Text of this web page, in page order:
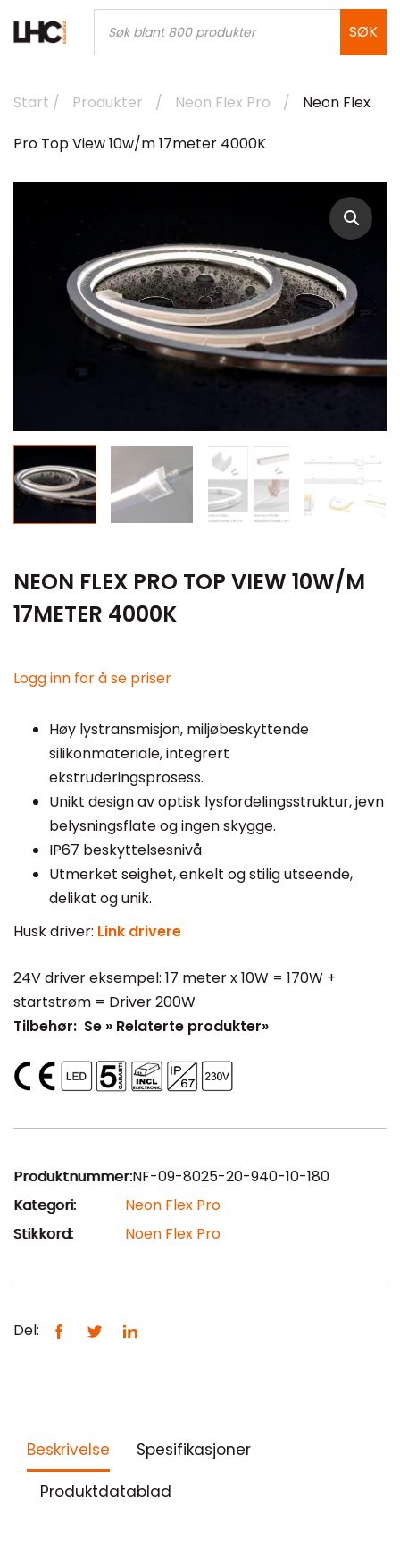
Products
search SØK
Start / Produkter / Neon Flex Pro /
Neon Flex
Pro Top View 10w/m 17meter 4000K
NEON FLEX PRO TOP VIEW 10W/M
17METER 4000K
Logg inn for å se priser
Høy lystransmisjon, miljøbeskyttende
silikonmateriale, integrert
ekstruderingsprosess.
Unikt design av optisk lysfordelingsstruktur, jevn
belysningsflate og ingen skygge.
IP67 beskyttelsesnivå
Utmerket seighet, enkelt og stilig utseende,
delikat og unik.
Husk driver: Link drivere
24V driver eksempel: 17 meter x 10W = 170W +
startstrøm = Driver 200W
Tilbehør: Se » Relaterte produkter»
Produktnummer:NF-09-8025-20-940-10-180
Kategori:
Neon Flex Pro
Stikkord:
Noen Flex Pro
Del:
Beskrivelse
Spesifikasjoner
Produktdatablad